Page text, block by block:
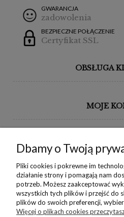
GWARANCJA
zadowolenia
BEZPIECZNE POŁĄCZENIE
Certyfikat SSL
OBSŁUGA
MOJE
BORIKA
MONIKA
Dbamy o Twoją
Pliki cookies i pokrewne im
działanie strony i pomagają nam
potrzeb. Możesz zaakceptować
wszystkich tych plików i przejść do
plików do swoich preferencji,
Więcej o plikach cookies